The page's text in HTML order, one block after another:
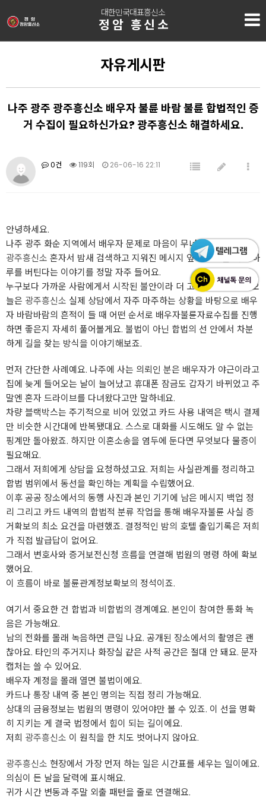
대한민국대표흥신소
정암 흥신소
자유게시판
나주 광주 광주흥신소 배우자 불륜 바람 불륜 합법적인 증
거 수집이 필요하신가요? 광주흥신소 해결하세요.
0건 119회 26-06-16 22:11
안녕하세요.
나주 광주 화순 지역에서 배우자 문제로 마음이 무너진 분들을 돕는
광주흥신소 혼자서 밤새 검색하고 지워진 메시지 앞에서 멈춘 채로 하
루를 버틴다는 이야기를 정말 자주 들어요.
누구보다 가까운 사람에게서 시작된 불안이라 더 고독하죠. 그래서 오
늘은 광주흥신소 실제 상담에서 자주 마주하는 상황을 바탕으로 배우
자 바람바람의 흔적이 들 때 어떤 순서로 배우자불륜자료수집를 진행
하면 좋은지 자세히 풀어볼게요. 불법이 아닌 합법의 선 안에서 차분
하게 길을 찾는 방식을 이야기해보죠.
먼저 간단한 사례예요. 나주에 사는 의뢰인 분은 배우자가 야근이라고
집에 늦게 들어오는 날이 늘어났고 휴대폰 잠금도 갑자기 바뀌었고 주
말엔 혼자 드라이브를 다녀왔다고만 말하네요.
차량 블랙박스는 주기적으로 비어 있었고 카드 사용 내역은 택시 결제
만 비슷한 시간대에 반복됐대요. 스스로 대화를 시도해도 알 수 없는
핑계만 돌아왔죠. 하지만 이혼소송을 염두에 둔다면 무엇보다 물증이
필요해요.
그래서 저희에게 상담을 요청하셨고요. 저희는 사실관계를 정리하고
합법 범위에서 동선을 확인하는 계획을 수립했어요.
이후 공공 장소에서의 동행 사진과 본인 기기에 남은 메시지 백업 정
리 그리고 카드 내역의 합법적 분류 작업을 통해 배우자불륜 사실 증
거확보의 최소 요건을 마련했죠. 결정적인 밤의 호텔 출입기록은 저희
가 직접 발급답이 없어요.
그래서 변호사와 증거보전신청 흐름을 연결해 법원의 명령 하에 확보
했어요.
이 흐름이 바로 불륜관계정보확보의 정석이죠.
여기서 중요한 건 합법과 비합법의 경계예요. 본인이 참여한 통화 녹
음은 가능해요.
남의 전화를 몰래 녹음하면 큰일 나요. 공개된 장소에서의 촬영은 괜
찮아요. 타인의 주거지나 화장실 같은 사적 공간은 절대 안 돼요. 문자
캡처는 쓸 수 있어요.
배우자 계정을 몰래 열면 불법이에요.
카드나 통장 내역 중 본인 명의는 직접 정리 가능해요.
상대의 금융정보는 법원의 명령이 있어야만 볼 수 있죠. 이 선을 명확
히 지키는 게 결국 법정에서 힘이 되는 길이에요.
저희 광주흥신소 이 원칙을 한 치도 벗어나지 않아요.
광주흥신소 현장에서 가장 먼저 하는 일은 시간표를 세우는 일이에요.
의심이 든 날을 달력에 표시해요.
귀가 시간 변동과 주말 외출 패턴을 줄로 연결해요.